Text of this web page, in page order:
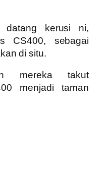
kerusi ni,
CS400, sebagai
di situ.
mereka takut
menjadi taman